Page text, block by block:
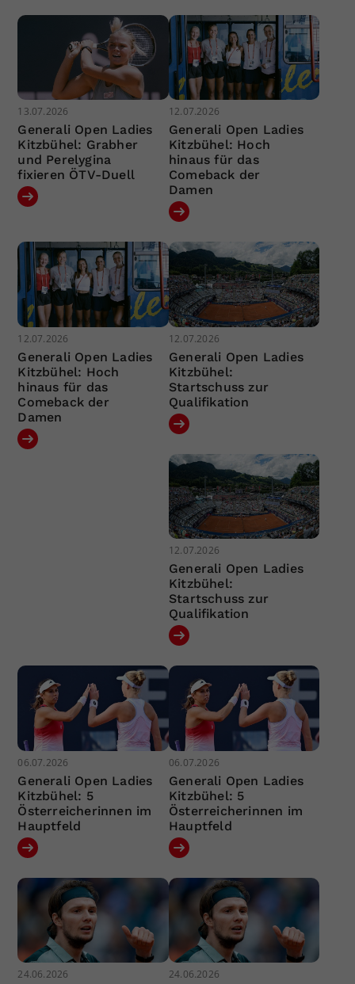
13.07.2026
Generali Open Ladies
Kitzbühel: Grabher
und Perelygina
fixieren ÖTV-Duell
12.07.2026
Generali Open Ladies
Kitzbühel: Hoch
hinaus für das
Comeback der
Damen
12.07.2026
Generali Open Ladies
Kitzbühel: Hoch
hinaus für das
Comeback der
Damen
12.07.2026
Generali Open Ladies
Kitzbühel:
Startschuss zur
Qualifikation
12.07.2026
Generali Open Ladies
Kitzbühel:
Startschuss zur
Qualifikation
06.07.2026
Generali Open Ladies
Kitzbühel: 5
Österreicherinnen im
Hauptfeld
06.07.2026
Generali Open Ladies
Kitzbühel: 5
Österreicherinnen im
Hauptfeld
24.06.2026 24.06.2026